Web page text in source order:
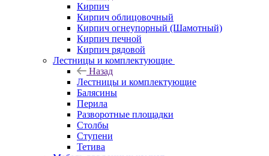
Кирпич
Кирпич облицовочный
Кирпич огнеупорный (Шамотный)
Кирпич печной
Кирпич рядовой
Лестницы и комплектующие
Назад
Лестницы и комплектующие
Балясины
Перила
Разворотные площадки
Столбы
Ступени
Тетива